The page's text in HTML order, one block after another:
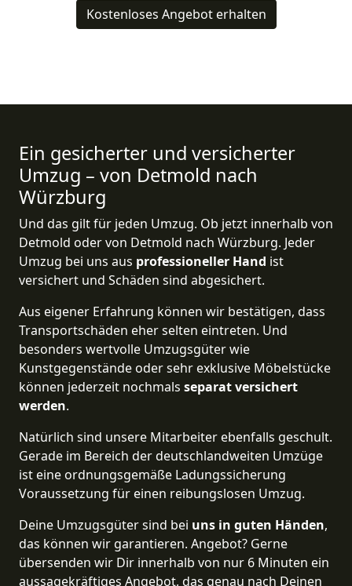
Kostenloses Angebot erhalten
Ein gesicherter und versicherter
Umzug – von Detmold nach
Würzburg
Und das gilt für jeden Umzug. Ob jetzt innerhalb von
Detmold oder von Detmold nach Würzburg. Jeder
Umzug bei uns aus professioneller Hand ist
versichert und Schäden sind abgesichert.
Aus eigener Erfahrung können wir bestätigen, dass
Transportschäden eher selten eintreten. Und
besonders wertvolle Umzugsgüter wie
Kunstgegenstände oder sehr exklusive Möbelstücke
können jederzeit nochmals separat versichert
werden.
Natürlich sind unsere Mitarbeiter ebenfalls geschult.
Gerade im Bereich der deutschlandweiten Umzüge
ist eine ordnungsgemäße Ladungssicherung
Voraussetzung für einen reibungslosen Umzug.
Deine Umzugsgüter sind bei uns in guten Händen,
das können wir garantieren. Angebot? Gerne
übersenden wir Dir innerhalb von nur 6 Minuten ein
aussagekräftiges Angebot, das genau nach Deinen